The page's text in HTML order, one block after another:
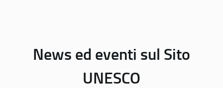
News ed eventi sul Sito
UNESCO